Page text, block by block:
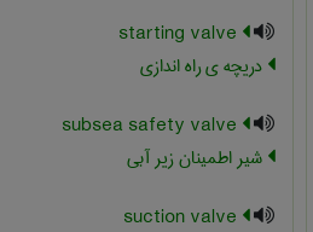
دریچه ی راه اندازی
شیر اطمینان زیر آبی